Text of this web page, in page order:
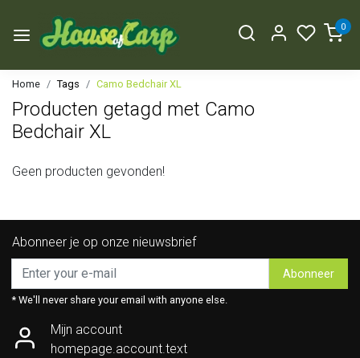
0
Home Tags Camo Bedchair XL
Producten getagd met Camo
Bedchair XL
Geen producten gevonden!
Abonneer je op onze nieuwsbrief
Abonneer
* We'll never share your email with anyone else.
Mijn account
homepage.account.text